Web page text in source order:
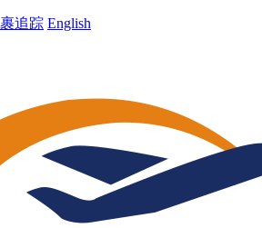
追踪 English